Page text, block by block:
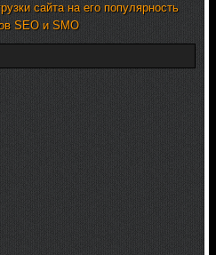
сайта на его популярность
SEO и SMO